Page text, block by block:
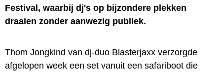
Festival, waarbij dj's op bijzondere plekken
draaien zonder aanwezig publiek.
Thom Jongkind van dj-duo Blasterjaxx verzorgde
afgelopen week een set vanuit een safariboot die